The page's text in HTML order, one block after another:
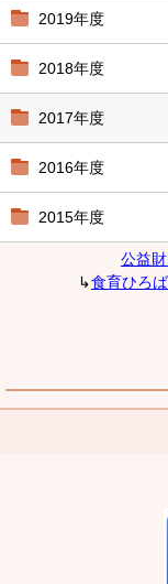
2019年度
2018年度
2017年度
2016年度
2015年度
公益
↳食育ひろ